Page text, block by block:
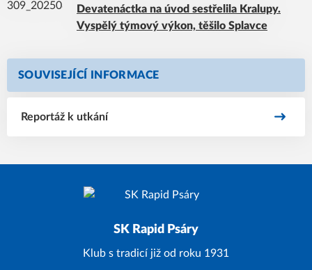
Devatenáctka na úvod sestřelila Kralupy.
Vyspělý týmový výkon, těšilo Splavce
SOUVISEJÍCÍ INFORMACE
Reportáž k utkání
SK Rapid Psáry
Klub s tradicí již od roku 1931